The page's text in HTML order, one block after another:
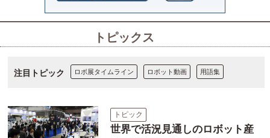
トピックス
注目トピック ロボ展タイムライン ロボット動画 用語集
トピック
世界で活況見通しのロボット産